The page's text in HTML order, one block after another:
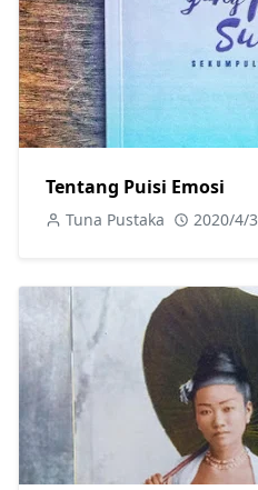
Tentang Puisi Emosi
Tuna Pustaka 2020/4/3